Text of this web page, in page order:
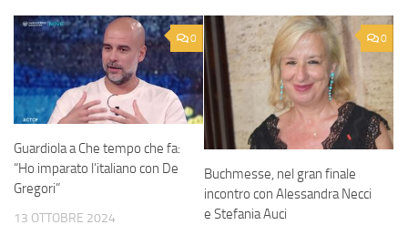
0
Guardiola a Che tempo che fa:
“Ho imparato l’italiano con De
Gregori”
13 OTTOBRE 2024
0
Buchmesse, nel gran finale
incontro con Alessandra Necci
e Stefania Auci